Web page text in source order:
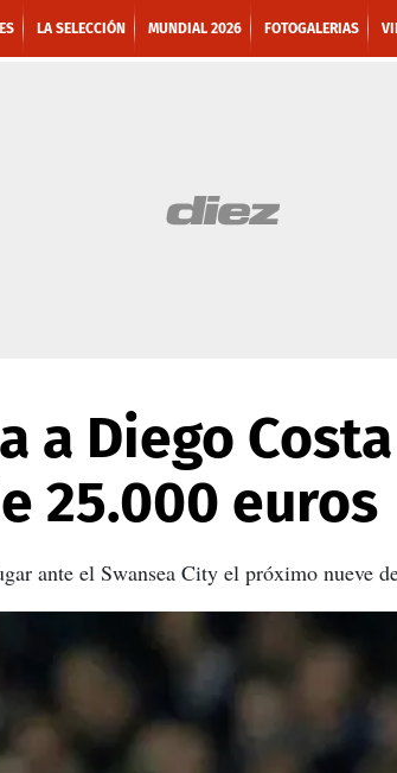
LA SELECCIÓN MUNDIAL 2026 FOTOGALERIAS
a Diego
25.000 euros
ante el Swansea City el próximo nueve